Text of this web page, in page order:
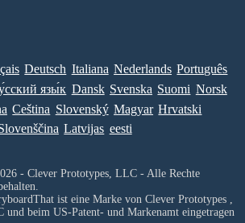
Deutsch Italiana Nederlands Português
язы́к Dansk Svenska Suomi Norsk
Ceština Slovenský Magyar Hrvatski
Latvijas eesti
- Clever Prototypes, LLC - Alle Rechte
ist eine Marke von Clever Prototypes ,
und beim US-Patent- und Markenamt eingetragen